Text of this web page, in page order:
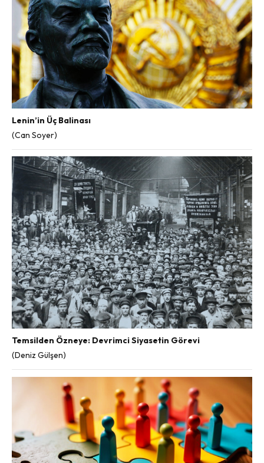
Lenin’in Üç Balinası
(Can Soyer)
Temsilden Özneye: Devrimci Siyasetin Görevi
(Deniz Gülşen)